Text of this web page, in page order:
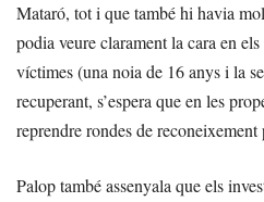
Mataró, tot i que també hi havia
podia veure clarament la cara en
víctimes (una noia de 16 anys i la
recuperant, s’espera que en les
reprendre rondes de reconeixement
Palop també assenyala que els